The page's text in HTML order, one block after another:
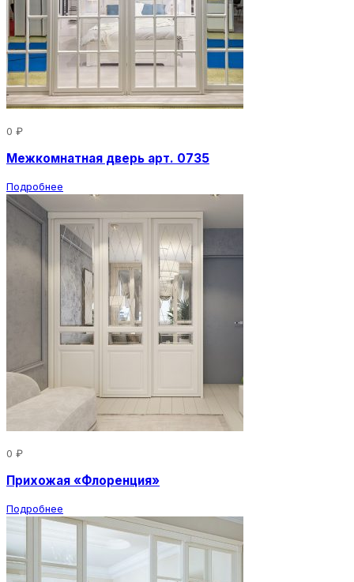
0 ₽
Межкомнатная дверь арт. 0735
Подробнее
0 ₽
Прихожая «Флоренция»
Подробнее